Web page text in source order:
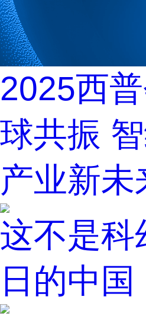
2025西
球共振
产业新未
这不是科
日的中国